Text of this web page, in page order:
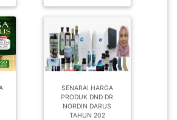
SENARAI HARGA
PRODUK DND DR
NORDIN DARUS
TAHUN 202